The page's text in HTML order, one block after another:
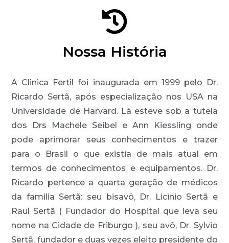
Nossa História
A Clinica Fertil foi inaugurada em 1999 pelo Dr.
Ricardo Sertã, após especialização nos USA na
Universidade de Harvard. Lá esteve sob a tutela
dos Drs Machele Seibel e Ann Kiessling onde
pode aprimorar seus conhecimentos e trazer
para o Brasil o que existia de mais atual em
termos de conhecimentos e equipamentos. Dr.
Ricardo pertence a quarta geração de médicos
da familia Sertã: seu bisavô, Dr. Licinio Sertã e
Raul Sertã ( Fundador do Hospital que leva seu
nome na Cidade de Friburgo ), seu avô, Dr. Sylvio
Sertã, fundador e duas vezes eleito presidente do